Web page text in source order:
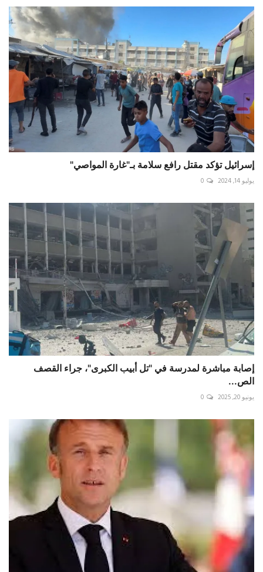
إسرائيل تؤكد مقتل رافع سلامة بـ"غارة المواصي"
يوليو 14, 2024 0
إصابة مباشرة لمدرسة في "تل أبيب الكبرى"، جراء القصف
الص...
يونيو 20, 2025 0